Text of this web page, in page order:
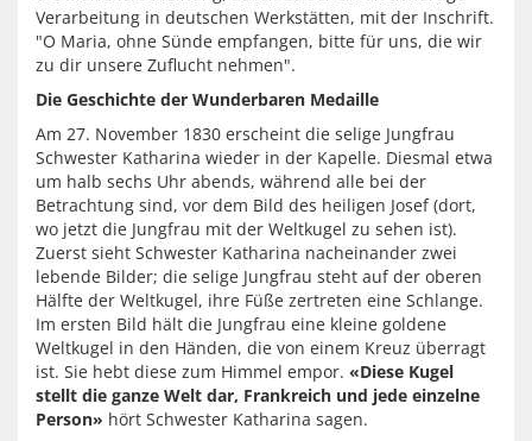
Verarbeitung in deutschen Werkstätten, mit der Inschrift.
"O Maria, ohne Sünde empfangen, bitte für uns, die wir
zu dir unsere Zuflucht nehmen".
Die Geschichte der Wunderbaren Medaille
Am 27. November 1830 erscheint die selige Jungfrau
Schwester Katharina wieder in der Kapelle. Diesmal etwa
um halb sechs Uhr abends, während alle bei der
Betrachtung sind, vor dem Bild des heiligen Josef (dort,
wo jetzt die Jungfrau mit der Weltkugel zu sehen ist).
Zuerst sieht Schwester Katharina nacheinander zwei
lebende Bilder; die selige Jungfrau steht auf der oberen
Hälfte der Weltkugel, ihre Füße zertreten eine Schlange.
Im ersten Bild hält die Jungfrau eine kleine goldene
Weltkugel in den Händen, die von einem Kreuz überragt
ist. Sie hebt diese zum Himmel empor. «Diese Kugel
stellt die ganze Welt dar, Frankreich und jede einzelne
Person» hört Schwester Katharina sagen.